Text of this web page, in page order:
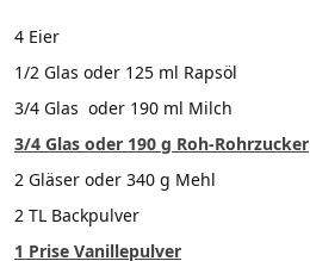
4 Eier
1/2 Glas oder 125 ml Rapsöl
3/4 Glas oder 190 ml Milch
3/4 Glas oder 190 g Roh-Rohrzucker
2 Gläser oder 340 g Mehl
2 TL Backpulver
1 Prise Vanillepulver